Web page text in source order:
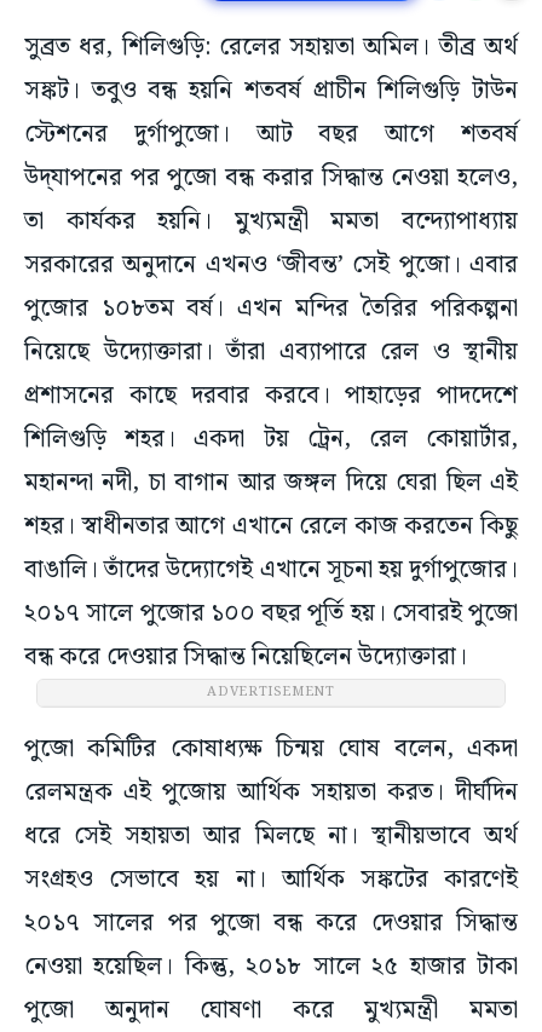
সুব্রত ধর, শিলিগুড়ি: রেলের সহায়তা অমিল। তীব্র অর্থ
সঙ্কট। তবুও বন্ধ হয়নি শতবর্ষ প্রাচীন শিলিগুড়ি টাউন
স্টেশনের দুর্গাপুজো। আট বছর আগে শতবর্ষ
উদ্‌যাপনের পর পুজো বন্ধ করার সিদ্ধান্ত নেওয়া হলেও,
তা কার্যকর হয়নি। মুখ্যমন্ত্রী মমতা বন্দ্যোপাধ্যায়
সরকারের অনুদানে এখনও ‘জীবন্ত’ সেই পুজো। এবার
পুজোর ১০৮তম বর্ষ। এখন মন্দির তৈরির পরিকল্পনা
নিয়েছে উদ্যোক্তারা। তাঁরা এব্যাপারে রেল ও স্থানীয়
প্রশাসনের কাছে দরবার করবে। পাহাড়ের পাদদেশে
শিলিগুড়ি শহর। একদা টয় ট্রেন, রেল কোয়ার্টার,
মহানন্দা নদী, চা বাগান আর জঙ্গল দিয়ে ঘেরা ছিল এই
শহর। স্বাধীনতার আগে এখানে রেলে কাজ করতেন কিছু
বাঙালি। তাঁদের উদ্যোগেই এখানে সূচনা হয় দুর্গাপুজোর।
২০১৭ সালে পুজোর ১০০ বছর পূর্তি হয়। সেবারই পুজো
বন্ধ করে দেওয়ার সিদ্ধান্ত নিয়েছিলেন উদ্যোক্তারা।
ADVERTISEMENT
পুজো কমিটির কোষাধ্যক্ষ চিন্ময় ঘোষ বলেন, একদা
রেলমন্ত্রক এই পুজোয় আর্থিক সহায়তা করত। দীর্ঘদিন
ধরে সেই সহায়তা আর মিলছে না। স্থানীয়ভাবে অর্থ
সংগ্রহও সেভাবে হয় না। আর্থিক সঙ্কটের কারণেই
২০১৭ সালের পর পুজো বন্ধ করে দেওয়ার সিদ্ধান্ত
নেওয়া হয়েছিল। কিন্তু, ২০১৮ সালে ২৫ হাজার টাকা
পুজো অনুদান ঘোষণা করে মুখ্যমন্ত্রী মমতা